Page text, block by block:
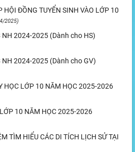
HỘI ĐỒNG TUYỂN SINH VÀO LỚP 10
2025)
NH 2024-2025 (Dành cho HS)
NH 2024-2025 (Dành cho GV)
HỌC LỚP 10 NĂM HỌC 2025-2026
10 NĂM HỌC 2025-2026
TÌM HIỂU CÁC DI TÍCH LỊCH SỬ TẠI